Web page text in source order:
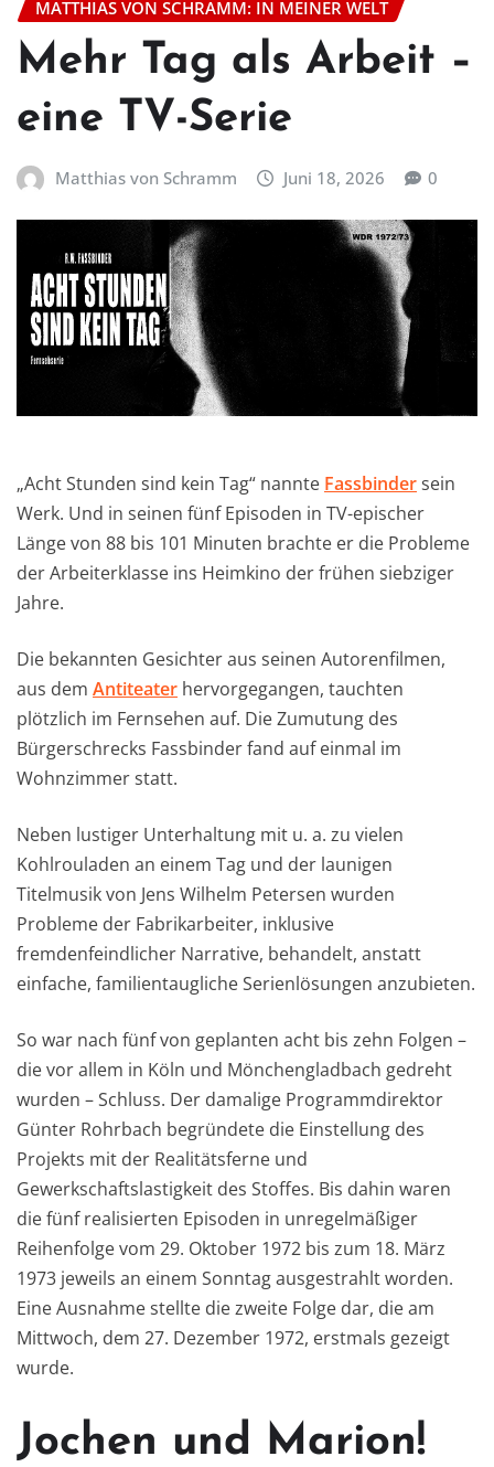
MATTHIAS VON SCHRAMM: IN MEINER WELT
Mehr Tag als Arbeit –
eine TV-Serie
Matthias von Schramm Juni 18, 2026 0
„Acht Stunden sind kein Tag“ nannte Fassbindersein
Werk. Und in seinen fünf Episoden in TV-epischer
Länge von 88 bis 101 Minuten brachte er die Probleme
der Arbeiterklasse ins Heimkino der frühen siebziger
Jahre.
Die bekannten Gesichter aus seinen Autorenfilmen,
aus dem Antiteater hervorgegangen, tauchten
plötzlich im Fernsehen auf. Die Zumutung des
Bürgerschrecks Fassbinder fand auf einmal im
Wohnzimmer statt.
Neben lustiger Unterhaltung mit u. a. zu vielen
Kohlrouladen an einem Tag und der launigen
Titelmusik von Jens Wilhelm Petersen wurden
Probleme der Fabrikarbeiter, inklusive
fremdenfeindlicher Narrative, behandelt, anstatt
einfache, familientaugliche Serienlösungen anzubieten.
So war nach fünf von geplanten acht bis zehn Folgen –
die vor allem in Köln und Mönchengladbach gedreht
wurden – Schluss. Der damalige Programmdirektor
Günter Rohrbach begründete die Einstellung des
Projekts mit der Realitätsferne und
Gewerkschaftslastigkeit des Stoffes. Bis dahin waren
die fünf realisierten Episoden in unregelmäßiger
Reihenfolge vom 29. Oktober 1972 bis zum 18. März
1973 jeweils an einem Sonntag ausgestrahlt worden.
Eine Ausnahme stellte die zweite Folge dar, die am
Mittwoch, dem 27. Dezember 1972, erstmals gezeigt
wurde.
Jochen und Marion!